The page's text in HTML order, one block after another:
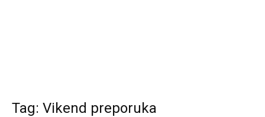
Tag: Vikend preporuka